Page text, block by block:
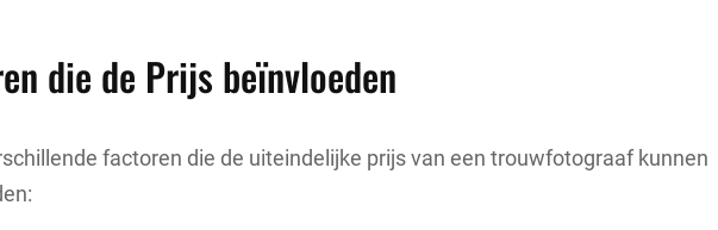
die de Prijs beïnvloeden
factoren die de uiteindelijke prijs van een trouwfotograaf kunnen